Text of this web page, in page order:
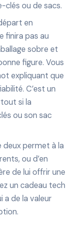
clés ou de sacs.
en
finira pas au
sobre et
figure. Vous
expliquant que
C’est un
si la
ou son sac
deux permet à la
ou d’en
de lui offrir une
un cadeau tech
a de la valeur